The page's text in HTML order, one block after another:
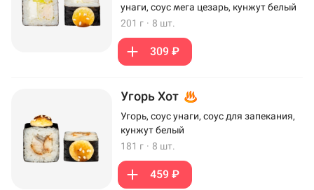
унаги, соус мега цезарь, кунжут белый
201 г · 8 шт.
309 ₽
Угорь Хот
Угорь, соус унаги, соус для запекания,
кунжут белый
181 г · 8 шт.
459 ₽